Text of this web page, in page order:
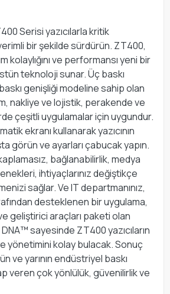
Serisi yazıcılarla kritik
bir şekilde sürdürün. ZT400,
kolaylığını ve performansı yeni bir
teknoloji sunar. Üç baskı
genişliği modeline sahip olan
nakliye ve lojistik, perakende ve
çeşitli uygulamalar için uygundur.
ekranı kullanarak yazıcının
görün ve ayarları çabucak yapın.
bağlanabilirlik, medya
ihtiyaçlarınız değiştikçe
sağlar. Ve IT departmanınız,
desteklenen bir uygulama,
geliştirici araçları paketi olan
DNA™ sayesinde ZT400 yazıcıların
yönetimini kolay bulacak. Sonuç
ve yarının endüstriyel baskı
veren çok yönlülük, güvenilirlik ve